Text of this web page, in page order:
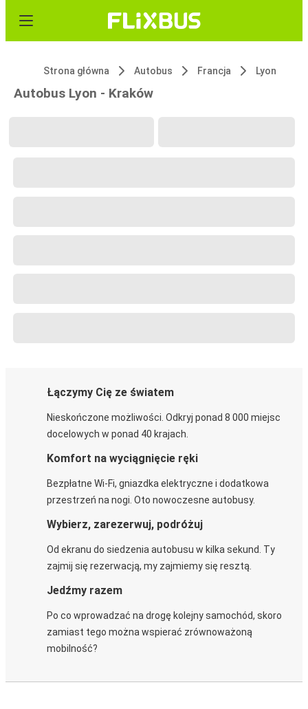
Strona główna Autobus Francja Lyon
Autobus Lyon - Kraków
Łączymy Cię ze światem
Nieskończone możliwości. Odkryj ponad 8 000 miejsc
docelowych w ponad 40 krajach.
Komfort na wyciągnięcie ręki
Bezpłatne Wi-Fi, gniazdka elektryczne i dodatkowa
przestrzeń na nogi. Oto nowoczesne autobusy.
Wybierz, zarezerwuj, podróżuj
Od ekranu do siedzenia autobusu w kilka sekund. Ty
zajmij się rezerwacją, my zajmiemy się resztą.
Jedźmy razem
Po co wprowadzać na drogę kolejny samochód, skoro
zamiast tego można wspierać zrównoważoną
mobilność?